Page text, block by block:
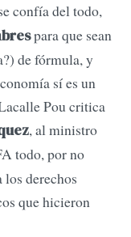
confía del todo,
para que sean
de fórmula, y
sí es un
Pou critica
, al ministro
todo, por no
derechos
que hicieron